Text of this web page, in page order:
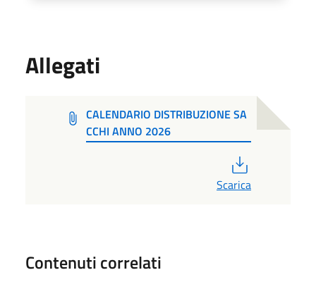
Allegati
CALENDARIO DISTRIBUZIONE SA
CCHI ANNO 2026
Scarica
Contenuti correlati